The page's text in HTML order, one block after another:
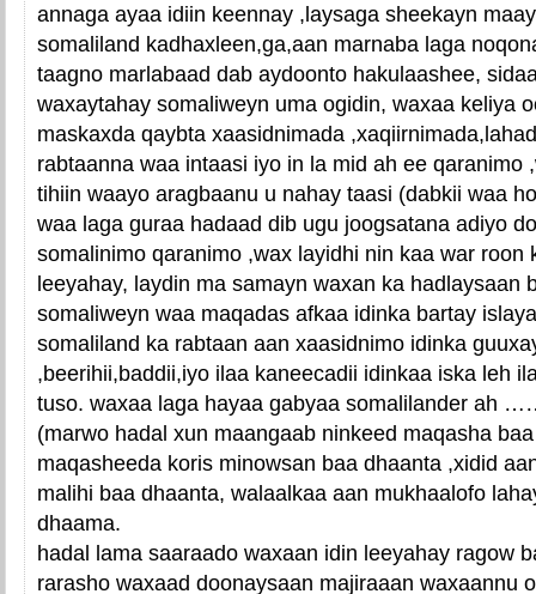
annaga ayaa idiin keennay ,laysaga sheekayn
somaliland kadhaxleen,ga,aan marnaba laga
taagno marlabaad dab aydoonto hakulaashee,
waxaytahay somaliweyn uma ogidin, waxaa keliya
maskaxda qaybta xaasidnimada
rabtaanna waa intaasi iyo in la mid ah ee qaranimo
tihiin waayo aragbaanu u nahay taasi (dabkii waa
waa laga guraa hadaad dib ugu joogsatana adiyo
somalinimo qaranimo ,wax layidhi nin kaa war roon
leeyahay, laydin ma samayn waxan ka hadlaysaan
somaliweyn waa maqadas afkaa idinka bartay
somaliland ka rabtaan aan xaasidnimo idinka
,beerihii,baddii,iyo ilaa kaneecadii idinkaa iska leh
tuso. waxaa laga hayaa gabyaa somalilander
(marwo hadal xun maangaab ninkeed maqasha
maqasheeda koris minowsan baa dhaanta ,xidid
malihi baa dhaanta, walaalkaa aan mukhaalofo
dhaama.
hadal lama saaraado waxaan idin leeyahay ragow
rarasho waxaad doonaysaan majiraaan waxaannu